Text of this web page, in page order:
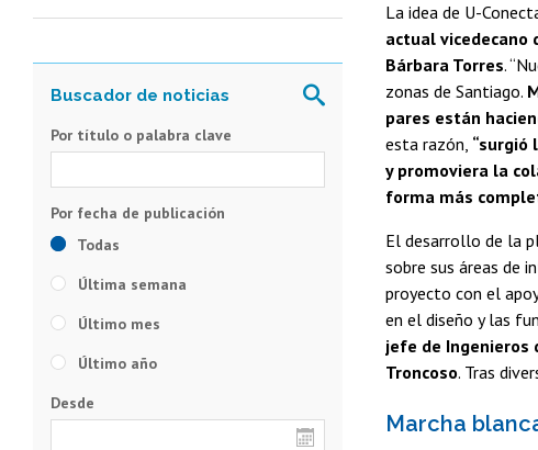
La idea de U-
actual vicedecano
Bárbara Torres.
zonas de Santiago.
pares están
esta razón, “surgió
y promoviera la
forma más
El desarrollo de la
sobre sus áreas de
proyecto con el
en el diseño y las
jefe de Ingenieros
Troncoso. Tras
Marcha
Por título o palabra clave
Todas
Última semana
Último mes
Último año
Desde